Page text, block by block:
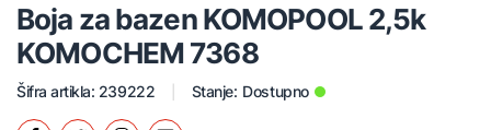
Boja za bazen KOMOPOOL 2,5k
KOMOCHEM 7368
Šifra artikla: 239222 Stanje: Dostupno